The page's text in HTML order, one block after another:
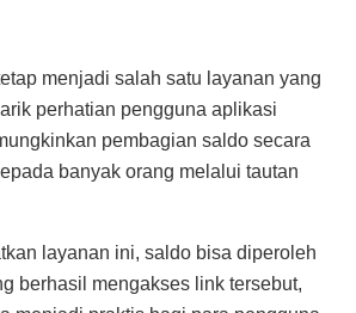
menjadi salah satu layanan yang
perhatian pengguna aplikasi
pembagian saldo secara
banyak orang melalui tautan
layanan ini, saldo bisa diperoleh
berhasil mengakses link tersebut,